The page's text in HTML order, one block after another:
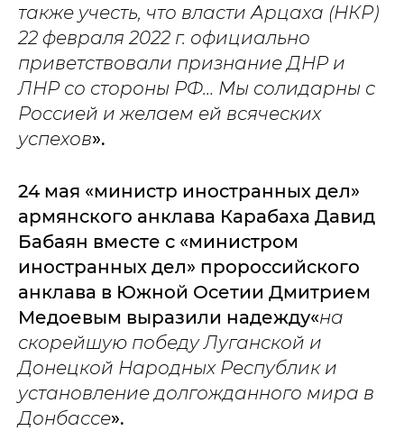
также учесть, что власти Арцаха (НКР)
22 февраля 2022 г. официально
приветствовали признание ДНР и
ЛНР со стороны РФ… Мы солидарны с
Россией и желаем ей всяческих
успехов».
24 мая «министр иностранных дел»
армянского анклава Карабаха Давид
Бабаян вместе с «министром
иностранных дел» пророссийского
анклава в Южной Осетии Дмитрием
Медоевым выразили надежду«на
скорейшую победу Луганской и
Донецкой Народных Республик и
установление долгожданного мира в
Донбассе».